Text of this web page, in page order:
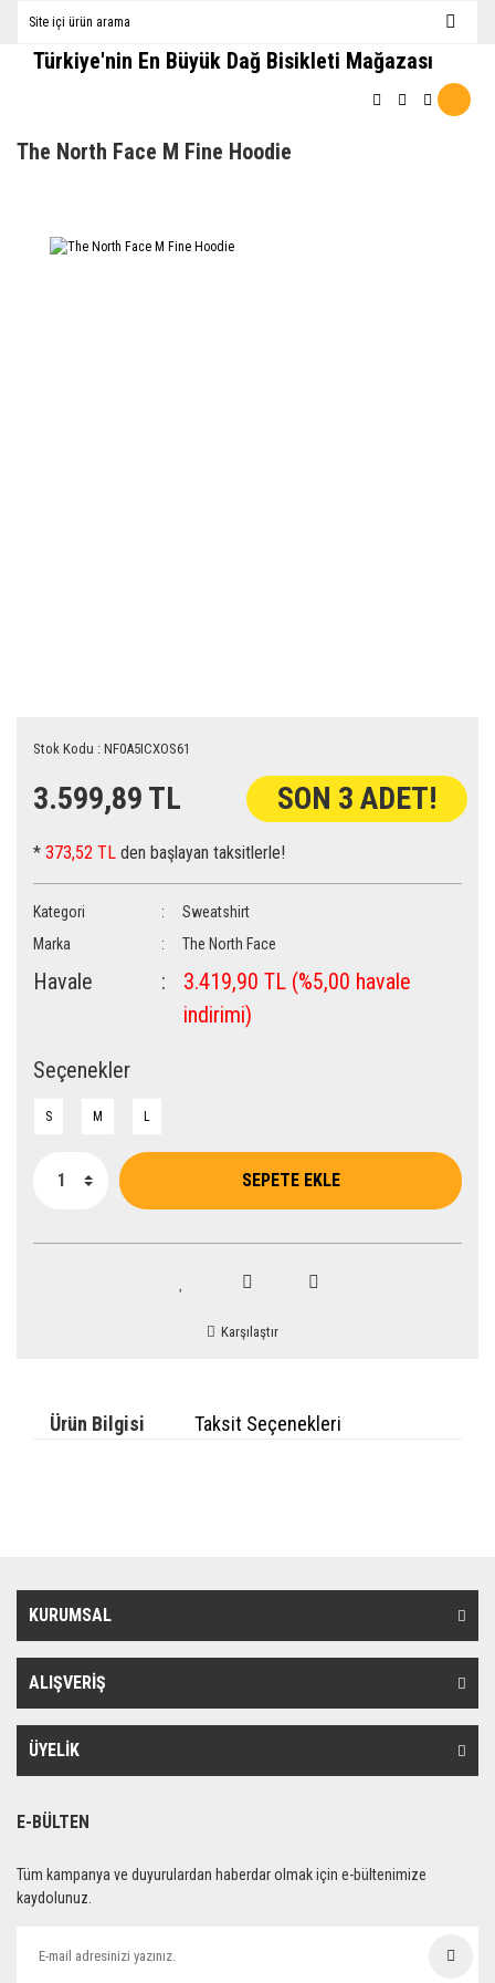
Türkiye'nin En Büyük Dağ Bisikleti Mağazası
The North Face M Fine Hoodie
Stok Kodu : NF0A5ICXOS61
3.599,89 TL SON 3 ADET!
* 373,52 TL den başlayan taksitlerle!
Kategori
Sweatshirt
Marka
The North Face
Havale
3.419,90 TL (%5,00 havale
indirimi)
Seçenekler
S M L
SEPETE EKLE
Karşılaştır
Ürün Bilgisi Taksit Seçenekleri
KURUMSAL
ALIŞVERİŞ
ÜYELİK
E-BÜLTEN
Tüm kampanya ve duyurulardan haberdar olmak için e-bültenimize
kaydolunuz.